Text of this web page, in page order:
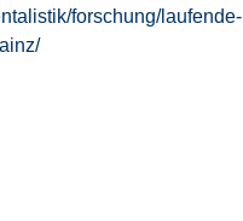
forschung/laufende-